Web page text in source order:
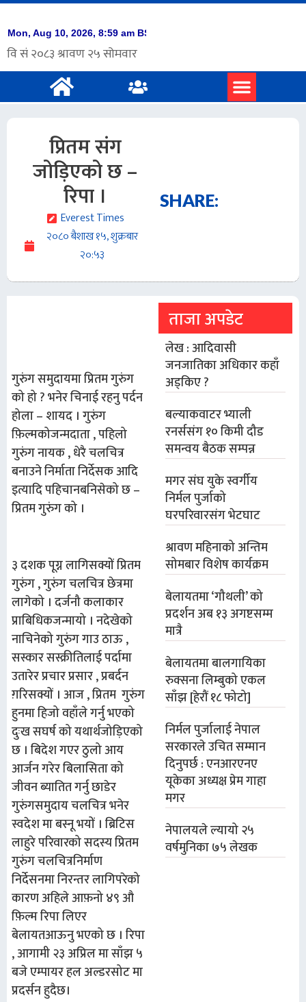
प्रितम संग
जोड़िएको छ –
रिपा ।
Everest Times
२०८० बैशाख १५, शुक्रबार
२०:५३
SHARE:
गुरुंगसमुदायमाप्रितमगुरुंग
कोहो?भनेरचिनाईरहनुपर्दन
होला– शायद । गुरुंग
फ़िल्मकोजन्मदाता,पहिलो
गुरुंगनायक,धेरैचलचित्र
बनाउनेनिर्मातानिर्देसकआदि
इत्यादिपहिचानबनिसेकोछ–
प्रितमगुरुंगको ।
३दशकपूग्नलागिसक्योंप्रितम
गुरुंग,गुरुंगचलचित्रछेत्रमा
लागेको । दर्जनौकलाकार
प्राबिधिकजन्मायो । नदेखेको
नाचिनेकोगुरुंगगाउठाऊ,
सस्कारसस्क्रीतिलाईपर्दामा
उतारेरप्रचारप्रसार,प्रबर्दन
ग़रिसक्यों । आज,प्रितम गुरुंग
हुनमाहिजोवहाँलेगर्नुभएको
दुःखसघर्षकोयथार्थजोड़िएको
छ । बिदेशगएरठुलोआय
आर्जनगरेरबिलासिताको
जीवनब्यातितगर्नुछाडेर
गुरुंगसमुदायचलचित्रभनेर
स्वदेशमाबस्नूभयों । ब्रिटिस
लाहुरेपरिवारकोसदस्यप्रितम
गुरुंगचलचित्रनिर्माण
निर्देसनमानिरन्तरलागिपरेको
कारणअहिलेआफ़नो४९औ
फ़िल्मरिपालिएर
बेलायतआऊनुभएकोछ । रिपा
,आगामी२३अप्रिलमासाँझ५
बजेएम्पायरहलअल्डरसोटमा
प्रदर्सनहुदैछ।
ताजा अपडेट
लेख : आदिवासी
जनजातिका अधिकार कहाँ
अड्किए ?
बल्याकवाटर भ्याली
रनर्ससंग १० किमी दौड
समन्वय बैठक सम्पन्न
मगर संघ युके स्वर्गीय
निर्मल पुर्जाको
घरपरिवारसंग भेटघाट
श्रावण महिनाको अन्तिम
सोमबार विशेष कार्यक्रम
बेलायतमा ‘गौथली’ को
प्रदर्शन अब १३ अगष्टसम्म
मात्रै
बेलायतमा बालगायिका
रुक्सना लिम्बुको एकल
साँझ [हेरौं १८ फोटो]
निर्मल पुर्जालाई नेपाल
सरकारले उचित सम्मान
दिनुपर्छ : एनआरएनए
यूकेका अध्यक्ष प्रेम गाहा
मगर
नेपालयले ल्यायो २५
वर्षमुनिका ७५ लेखक